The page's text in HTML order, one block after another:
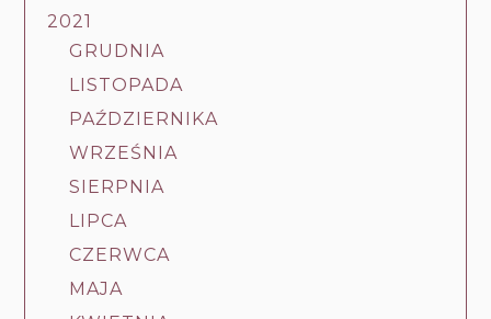
2021
GRUDNIA
LISTOPADA
PAŹDZIERNIKA
WRZEŚNIA
SIERPNIA
LIPCA
CZERWCA
MAJA